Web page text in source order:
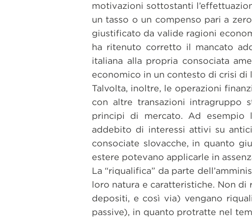
motivazioni sottostanti
un tasso o un compenso pari a
giustificato da valide ragioni
ha ritenuto corretto il mancato
italiana alla propria consociata
economico in un contesto di crisi
Talvolta, inoltre, le operazioni
con altre transazioni intragruppo
principi di mercato. Ad esempio
addebito di interessi attivi su
consociate slovacche, in quanto
estere potevano applicarle in
La “riqualifica” da parte
loro natura e caratteristiche. Non
depositi, e così via) vengano
passive), in quanto protratte nel